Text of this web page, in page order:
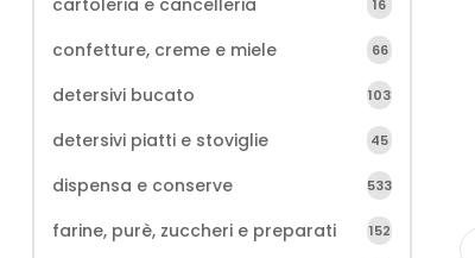
cartoleria e cancelleria 16
confetture, creme e miele 66
detersivi bucato 103
detersivi piatti e stoviglie 45
dispensa e conserve 533
farine, purè, zuccheri e preparati 152